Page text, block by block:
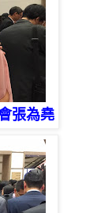
張為堯